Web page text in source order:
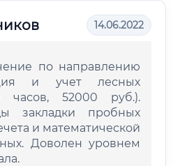
14.06.2022
по направлению
и учет лесных
часов, 52000 руб.).
закладки пробных
и математической
Доволен уровнем